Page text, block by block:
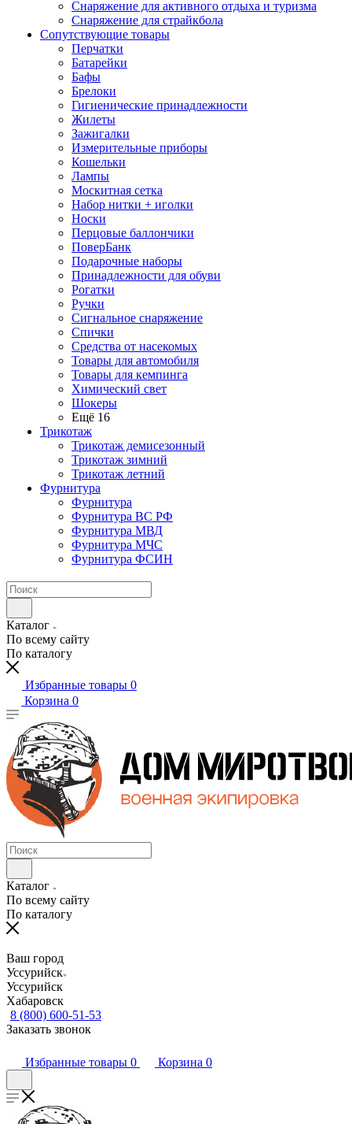
Снаряжение для активного отдыха и туризма
Снаряжение для страйкбола
Сопутствующие товары
Перчатки
Батарейки
Бафы
Брелоки
Гигиенические принадлежности
Жилеты
Зажигалки
Измерительные приборы
Кошельки
Лампы
Москитная сетка
Набор нитки + иголки
Носки
Перцовые баллончики
ПоверБанк
Подарочные наборы
Принадлежности для обуви
Рогатки
Ручки
Сигнальное снаряжение
Спички
Средства от насекомых
Товары для автомобиля
Товары для кемпинга
Химический свет
Шокеры
Ещё 16
Трикотаж
Трикотаж демисезонный
Трикотаж зимний
Трикотаж летний
Фурнитура
Фурнитура
Фурнитура ВС РФ
Фурнитура МВД
Фурнитура МЧС
Фурнитура ФСИН
Каталог
По всему сайту
По каталогу
Избранные товары 0
Корзина 0
Каталог
По всему сайту
По каталогу
Ваш город
Уссурийск
Уссурийск
Хабаровск
8 (800) 600-51-53
Заказать звонок
Избранные товары 0 Корзина 0